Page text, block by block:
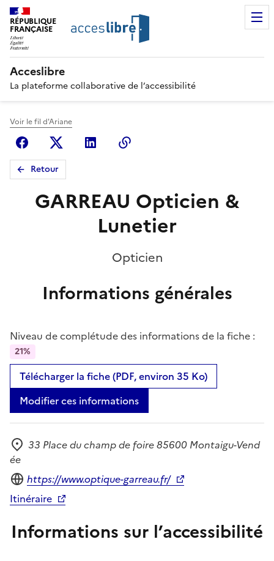
RÉPUBLIQUE
FRANÇAISE
Acceslibre
La plateforme collaborative de l’accessibilité
Voir le fil d'Ariane
FacebookX (anciennement Twitter)
Linkedin
Retour
GARREAU Opticien &
Lunetier
Opticien
Informations générales
Niveau de complétude des informations de la fiche :
21%
Télécharger la fiche (PDF, environ 35 Ko)
Modifier ces informations
Adresse
33 Place du champ de foire 85600 Montaigu-Vend
ée
Site internet
https://www.optique-garreau.fr/
Itinéraire
Informations sur l’accessibilité